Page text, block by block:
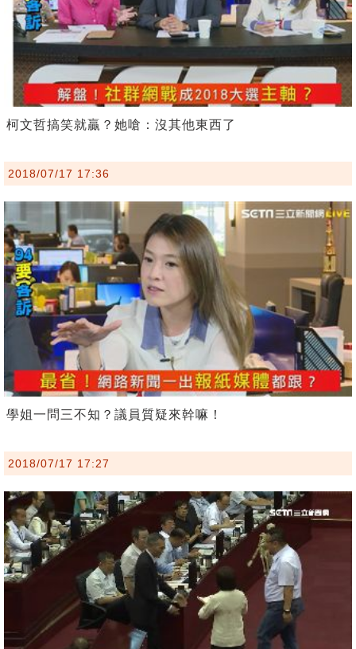
柯文哲搞笑就贏？她嗆：沒其他東西了
2018/07/17 17:36
學姐一問三不知？議員質疑來幹嘛！
2018/07/17 17:27